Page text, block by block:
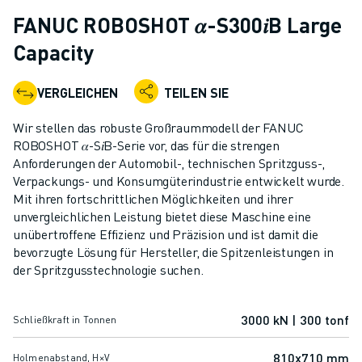
ROBOTERPALETTE
ROBOTER-STEUERUNGEN
ROBOTER-SOFTWARE
ROBOTIK-PRODUKTE FÜR DEN BILDUNGSBEREICH
ROBOTER-AUTOMATISIERUNG
KOMPAKTE CNC-BEARBEITUNGSZENTREN
ROBODRILL-FILTER
ROBODRILL KOMPAKTE CNC-BEARBEITUNGSZENTREN
ROBODRILL HARDWARE
ROBODRILL SOFTWARE
ROBODRILL VORBEUGENDE WARTUNG
ROBODRILL ROBOTER-PAKET
FANUC ROBOSHOT 𝛼-S300𝑖B Large
Capacity
VERGLEICHEN TEILEN SIE
Wir stellen das robuste Großraummodell der FANUC
ROBOSHOT 𝛼-S𝑖B-Serie vor, das für die strengen
Anforderungen der Automobil-, technischen Spritzguss-,
Verpackungs- und Konsumgüterindustrie entwickelt wurde.
Mit ihren fortschrittlichen Möglichkeiten und ihrer
unvergleichlichen Leistung bietet diese Maschine eine
unübertroffene Effizienz und Präzision und ist damit die
bevorzugte Lösung für Hersteller, die Spitzenleistungen in
der Spritzgusstechnologie suchen.
Schließkraft in Tonnen 3000 kN | 300 tonf
Holmenabstand, H×V 810x710 mm